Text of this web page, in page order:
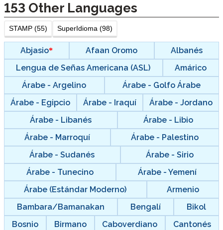
153 Other Languages
STAMP (55) SuperIdioma (98)
Abjasio Afaan Oromo
Albanés
Lengua de Señas Americana (ASL)
Amárico
Árabe - Argelino
Árabe - Golfo Árabe
Árabe - Egipcio
Árabe - Iraquí
Árabe - Jordano
Árabe - Libanés
Árabe - Libio
Árabe - Marroquí
Árabe - Palestino
Árabe - Sudanés
Árabe - Sirio
Árabe - Tunecino
Árabe - Yemení
Árabe (Estándar Moderno)
Armenio
Bambara/Bamanakan
Bengalí
Bikol
Bosnio
Birmano Caboverdiano
Cantonés